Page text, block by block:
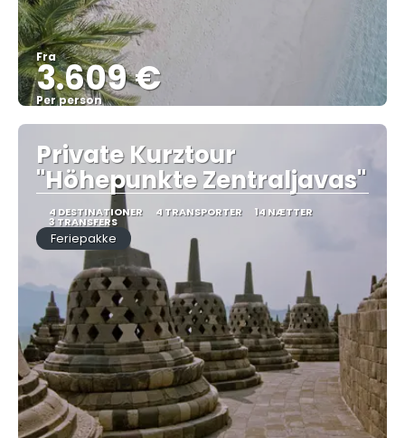
Fra
3.609 €
Per person
Se
Private Kurztour
"Höhepunkte Zentraljavas"
4 DESTINATIONER 4 TRANSPORTER 14 NÆTTER
3 TRANSFERS
Feriepakke